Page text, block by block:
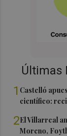
Últimas
1 Castelló
científico:
2El Villarreal
Moreno,